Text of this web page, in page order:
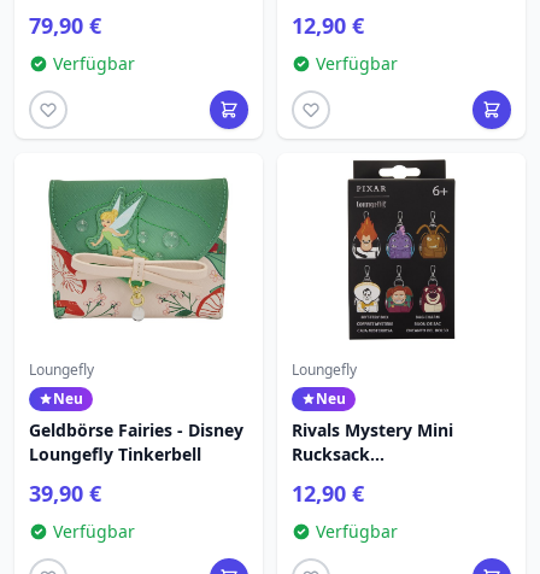
Caribbean
79,90 €
Verfügbar
Disney Pixar Loungefly
12,90 €
Verfügbar
Loungefly
Neu
Geldbörse Fairies - Disney
Loungefly Tinkerbell
39,90 €
Verfügbar
Loungefly
Neu
Rivals Mystery Mini
Rucksack
- Disney Pixar Loungefly
12,90 €
Verfügbar